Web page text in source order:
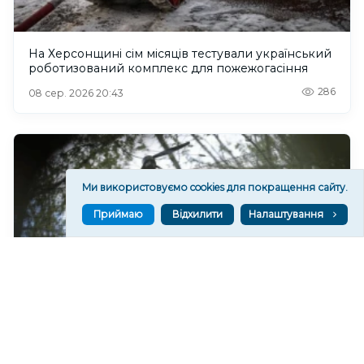
На Херсонщині сім місяців тестували український
роботизований комплекс для пожежогасіння
08 сер. 2026 20:43 286
Ми використовуємо cookies для покращення сайту.
Приймаю Відхилити Налаштування